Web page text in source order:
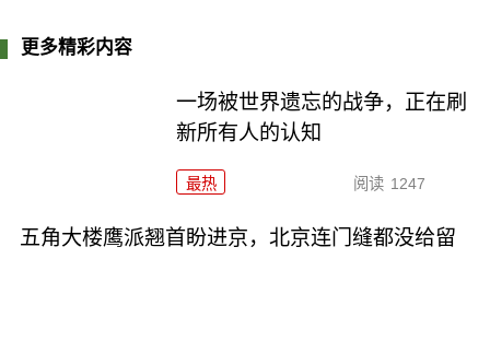
更多精彩内容
一场被世界遗忘的战争，正在刷
新所有人的认知
最热 阅读 1247
五角大楼鹰派翘首盼进京，北京连门缝都没给留